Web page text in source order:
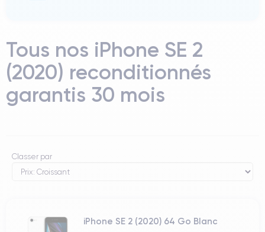
Tous nos iPhone SE 2
(2020) reconditionnés
garantis 30 mois
Classer par
iPhone SE 2 (2020) 64 Go Blanc